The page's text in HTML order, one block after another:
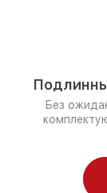
Без